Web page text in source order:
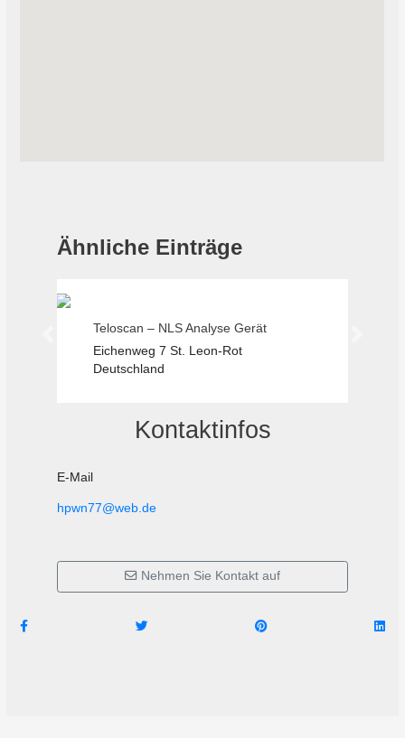
Ähnliche Einträge
Teloscan – NLS Analyse Gerät
Eichenweg 7 St. Leon-Rot
Deutschland
Kontaktinfos
E-Mail
hpwn77@web.de
Nehmen Sie Kontakt auf